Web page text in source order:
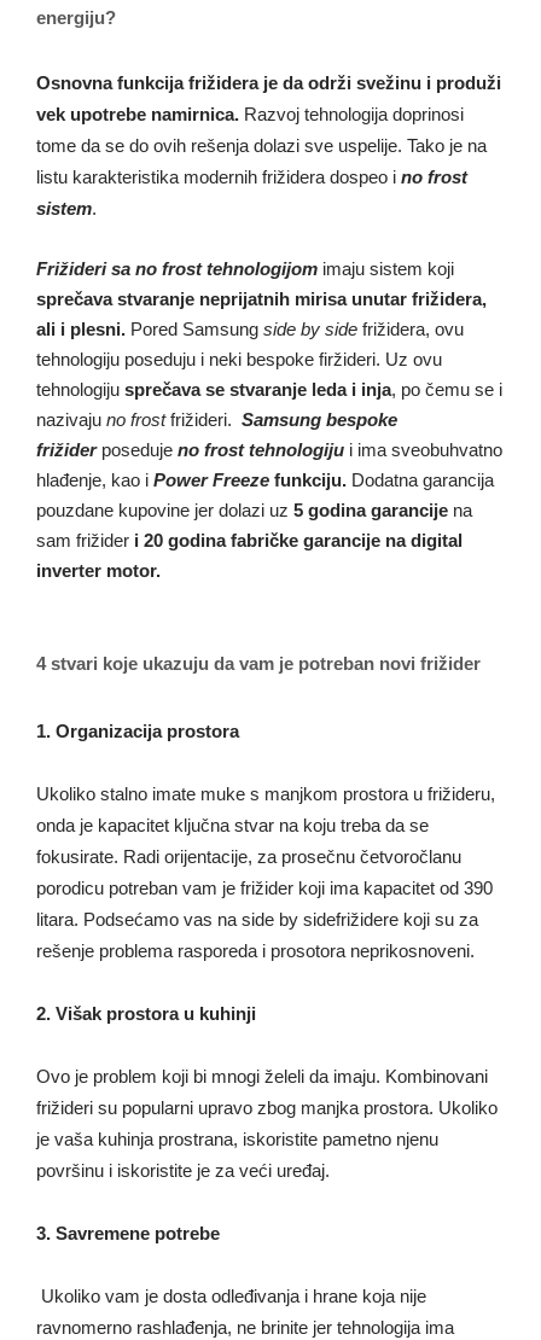
energiju?
Osnovna funkcija frižidera je da održi svežinu i produži
vek upotrebe namirnica. Razvoj tehnologija doprinosi
tome da se do ovih rešenja dolazi sve uspelije. Tako je na
listu karakteristika modernih frižidera dospeo i no frost
sistem.
Frižideri sa no frost tehnologijom imaju sistem koji
sprečava stvaranje neprijatnih mirisa unutar frižidera,
ali i plesni. Pored Samsung side by side frižidera, ovu
tehnologiju poseduju i neki bespoke firžideri. Uz ovu
tehnologiju sprečava se stvaranje leda i inja, po čemu se i
nazivaju no frostfrižideri. Samsung bespoke
frižiderposeduje no frost tehnologiju i ima sveobuhvatno
hlađenje, kao i Power Freeze funkciju. Dodatna garancija
pouzdane kupovine jer dolazi uz 5 godina garancije na
sam frižider i 20 godina fabričke garancije na digital
inverter motor.
4 stvari koje ukazuju da vam je potreban novi frižider
1. Organizacija prostora
Ukoliko stalno imate muke s manjkom prostora u frižideru,
onda je kapacitet ključna stvar na koju treba da se
fokusirate. Radi orijentacije, za prosečnu četvoročlanu
porodicu potreban vam je frižider koji ima kapacitet od 390
litara. Podsećamo vas na side by sidefrižidere koji su za
rešenje problema rasporeda i prosotora neprikosnoveni.
2. Višak prostora u kuhinji
Ovo je problem koji bi mnogi želeli da imaju. Kombinovani
frižideri su popularni upravo zbog manjka prostora. Ukoliko
je vaša kuhinja prostrana, iskoristite pametno njenu
površinu i iskoristite je za veći uređaj.
3. Savremene potrebe
Ukoliko vam je dosta odleđivanja i hrane koja nije
ravnomerno rashlađenja, ne brinite jer tehnologija ima